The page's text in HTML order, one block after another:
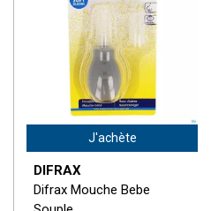
J'achète
DIFRAX
Difrax Mouche Bebe